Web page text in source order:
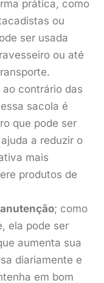
prática, como
ou
ser usada
ou até
ao contrário das
sacola é
que pode ser
a reduzir o
mais
produtos de
; como
ela pode ser
aumenta sua
diariamente e
em bom